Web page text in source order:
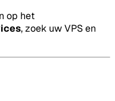
op het
, zoek uw VPS en